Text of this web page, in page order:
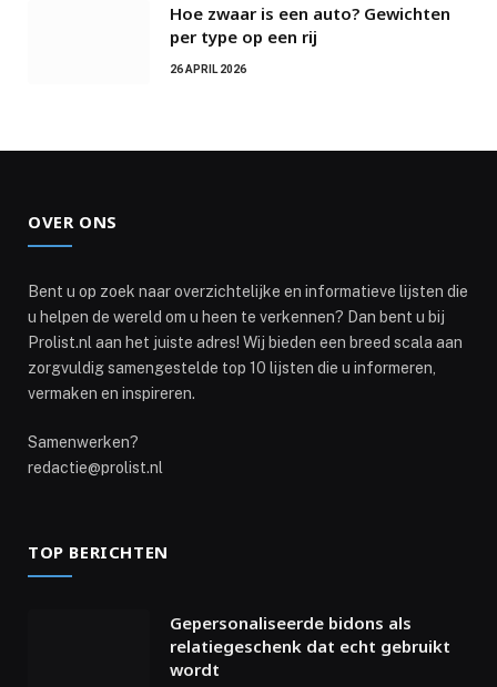
Hoe zwaar is een auto? Gewichten
per type op een rij
26 APRIL 2026
OVER ONS
Bent u op zoek naar overzichtelijke en informatieve lijsten die
u helpen de wereld om u heen te verkennen? Dan bent u bij
Prolist.nl aan het juiste adres! Wij bieden een breed scala aan
zorgvuldig samengestelde top 10 lijsten die u informeren,
vermaken en inspireren.
Samenwerken?
redactie@prolist.nl
TOP BERICHTEN
Gepersonaliseerde bidons als
relatiegeschenk dat echt gebruikt
wordt